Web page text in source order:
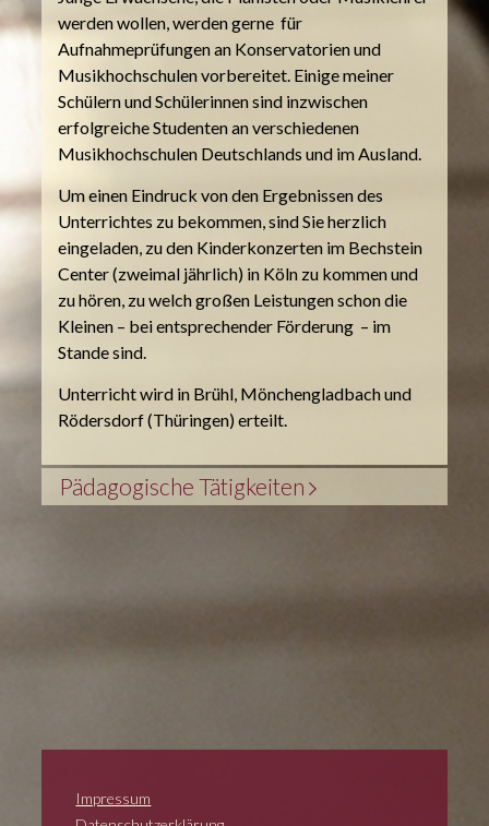
werden wollen, werden gerne für
Aufnahmeprüfungen an Konservatorien und
Musikhochschulen vorbereitet. Einige meiner
Schülern und Schülerinnen sind inzwischen
erfolgreiche Studenten an verschiedenen
Musikhochschulen Deutschlands und im Ausland.
Um einen Eindruck von den Ergebnissen des
Unterrichtes zu bekommen, sind Sie herzlich
eingeladen, zu den Kinderkonzerten im Bechstein
Center (zweimal jährlich) in Köln zu kommen und
zu hören, zu welch großen Leistungen schon die
Kleinen – bei entsprechender Förderung – im
Stande sind.
Unterricht wird in Brühl, Mönchengladbach und
Rödersdorf (Thüringen) erteilt.
Pädagogische Tätigkeiten
Impressum